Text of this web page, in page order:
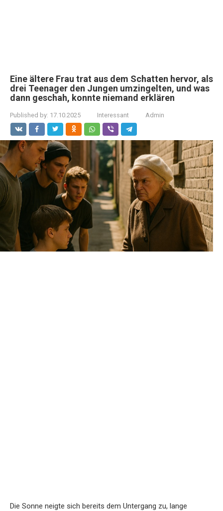
Eine ältere Frau trat aus dem Schatten hervor, als
drei Teenager den Jungen umzingelten, und was
dann geschah, konnte niemand erklären
Published by: 17.10.2025 Interessant Admin
Die Sonne neigte sich bereits dem Untergang zu, lange